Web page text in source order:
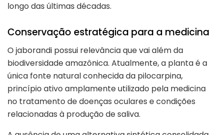
longo das últimas décadas.
Conservação estratégica para a medicina
O jaborandi possui relevância que vai além da
biodiversidade amazônica. Atualmente, a planta é a
única fonte natural conhecida da pilocarpina,
princípio ativo amplamente utilizado pela medicina
no tratamento de doenças oculares e condições
relacionadas à produção de saliva.